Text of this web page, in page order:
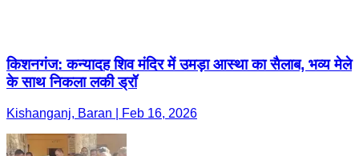
किशनगंज: कन्यादह शिव मंदिर में उमड़ा आस्था का सैलाब, भव्य मेले
के साथ निकला लकी ड्रॉ
Kishanganj, Baran | Feb 16, 2026